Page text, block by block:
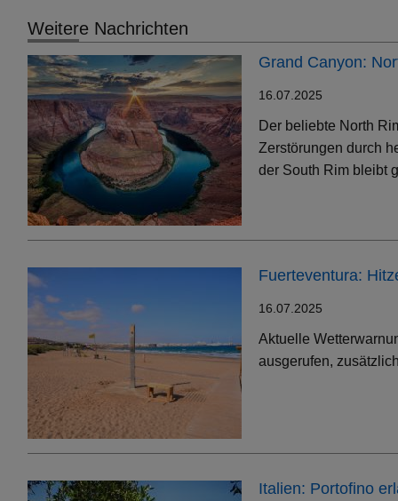
Weitere Nachrichten
Grand Canyon:
16.07.2025
Der beliebte North
Zerstörungen durch
der South Rim bleibt
Fuerteventura:
16.07.2025
Aktuelle
ausgerufen,
Italien: Portofino